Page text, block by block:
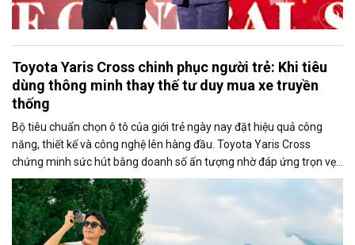
Toyota Yaris Cross chinh phục người trẻ: Khi tiêu
dùng thông minh thay thế tư duy mua xe truyền
thống
Bộ tiêu chuẩn chọn ô tô của giới trẻ ngày nay đặt hiệu quả công
năng, thiết kế và công nghệ lên hàng đầu. Toyota Yaris Cross
chứng minh sức hút bằng doanh số ấn tượng nhờ đáp ứng trọn vẹn
những yêu cầu khắt khe này.